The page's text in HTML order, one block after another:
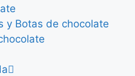
y Botas de chocolate